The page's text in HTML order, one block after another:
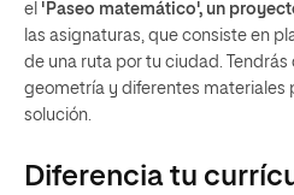
el 'Paseo matemático', un
las asignaturas, que consiste en
de una ruta por tu ciudad.
geometría y diferentes materiales
solución.
Diferencia tu